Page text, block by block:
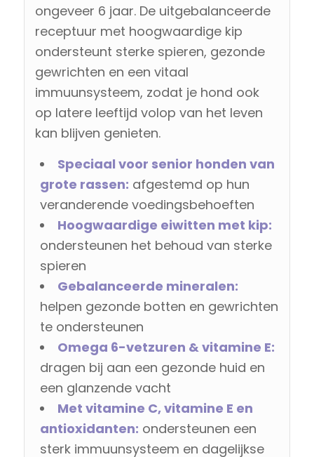
ongeveer 6 jaar. De uitgebalanceerde
receptuur met hoogwaardige kip
ondersteunt sterke spieren, gezonde
gewrichten en een vitaal
immuunsysteem, zodat je hond ook
op latere leeftijd volop van het leven
kan blijven genieten.
Speciaal voor senior honden van
grote rassen: afgestemd op hun
veranderende voedingsbehoeften
Hoogwaardige eiwitten met kip:
ondersteunen het behoud van sterke
spieren
Gebalanceerde mineralen:
helpen gezonde botten en gewrichten
te ondersteunen
Omega 6-vetzuren & vitamine E:
dragen bij aan een gezonde huid en
een glanzende vacht
Met vitamine C, vitamine E en
antioxidanten: ondersteunen een
sterk immuunsysteem en dagelijkse